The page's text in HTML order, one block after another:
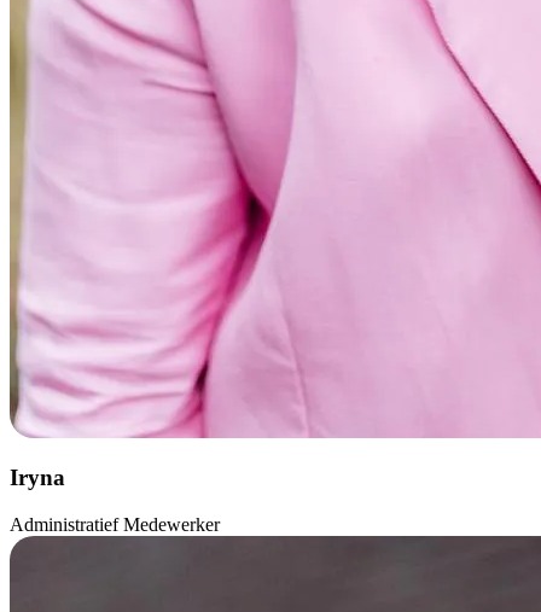
Iryna
Administratief Medewerker